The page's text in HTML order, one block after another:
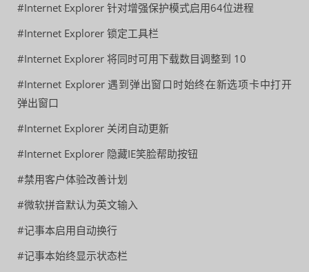
#Internet Explorer 针对增强保护模式启用64位进程
#Internet Explorer 锁定工具栏
#Internet Explorer 将同时可用下载数目调整到 10
#Internet Explorer 遇到弹出窗口时始终在新选项卡中打开
弹出窗口
#Internet Explorer 关闭自动更新
#Internet Explorer 隐藏IE笑脸帮助按钮
#禁用客户体验改善计划
#微软拼音默认为英文输入
#记事本启用自动换行
#记事本始终显示状态栏